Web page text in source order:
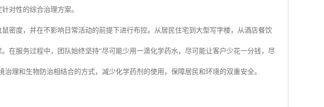
对性的综合治理方案。
密度，并在不影响日常活动的前提下进行布控。从居民住宅到大型写字楼，从酒店餐饮
在服务过程中，团队始终坚持“尽可能少用一滴化学药水，尽可能让客户少花一分钱，尽
理和生物防治相结合的方式，减少化学药剂的使用，保障居民和环境的双重安全。